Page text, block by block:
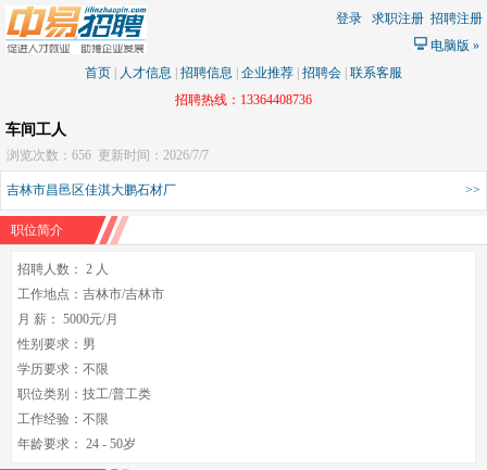
登录 求职注册 招聘注册
电脑版 »
首页
人才信息 招聘信息 企业推荐 招聘会 联系客服
招聘热线：13364408736
车间工人
浏览次数：656 更新时间：2026/7/7
>>
吉林市昌邑区佳淇大鹏石材厂
职位简介
招聘人数： 2 人
工作地点：吉林市/吉林市
月 薪： 5000元/月
性别要求：男
学历要求：不限
职位类别：技工/普工类
工作经验：不限
年龄要求： 24 - 50岁